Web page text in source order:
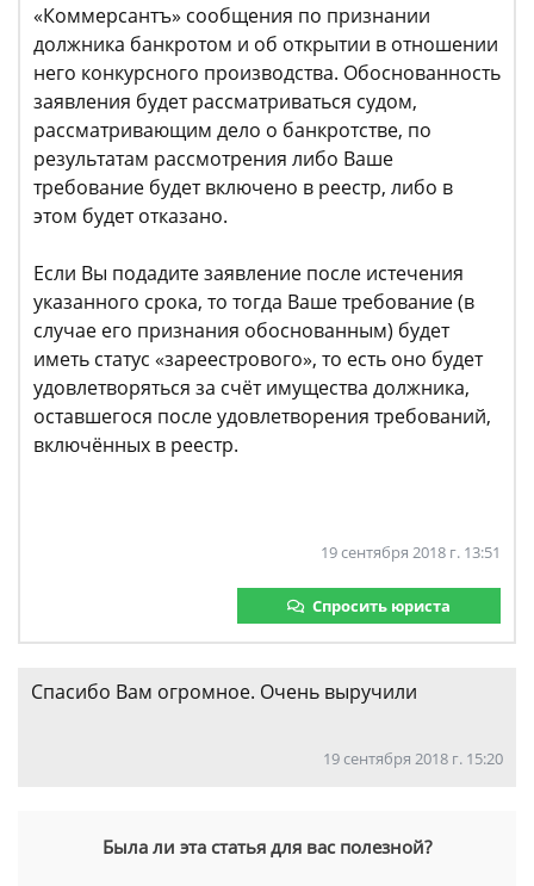
«Коммерсантъ» сообщения по признании
должника банкротом и об открытии в отношении
него конкурсного производства. Обоснованность
заявления будет рассматриваться судом,
рассматривающим дело о банкротстве, по
результатам рассмотрения либо Ваше
требование будет включено в реестр, либо в
этом будет отказано.
Если Вы подадите заявление после истечения
указанного срока, то тогда Ваше требование (в
случае его признания обоснованным) будет
иметь статус «зареестрового», то есть оно будет
удовлетворяться за счёт имущества должника,
оставшегося после удовлетворения требований,
включённых в реестр.
19 сентября 2018 г. 13:51
Спросить юриста
Спасибо Вам огромное. Очень выручили
19 сентября 2018 г. 15:20
Была ли эта статья для вас полезной?